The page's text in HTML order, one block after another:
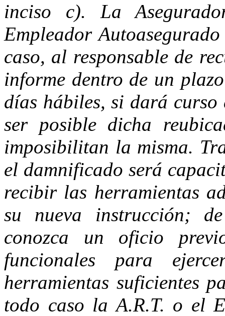
inciso c). La
Empleador
caso, al responsable de
informe dentro de un
días hábiles, si dará
ser posible dicha
imposibilitan la misma.
el damnificado será
recibir las herramientas
su nueva instrucción;
conozca un oficio
funcionales para
herramientas suficientes
todo caso la A.R.T. o el